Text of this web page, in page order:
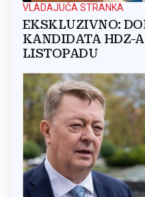
VLADAJUĆA STRANKA
EKSKLUZIVNO:
KANDIDATA HDZ-
LISTOPADU